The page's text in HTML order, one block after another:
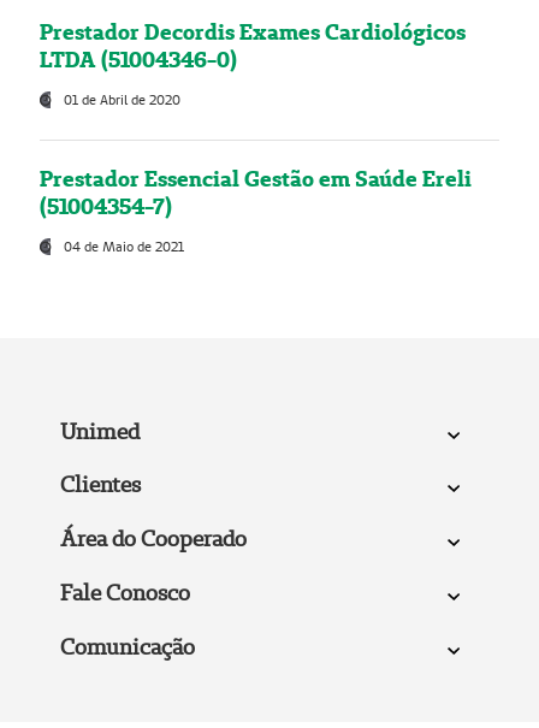
Prestador Decordis Exames Cardiológicos
LTDA (51004346-0)
01 de Abril de 2020
Prestador Essencial Gestão em Saúde Ereli
(51004354-7)
04 de Maio de 2021
Unimed
Clientes
Área do Cooperado
Fale Conosco
Comunicação